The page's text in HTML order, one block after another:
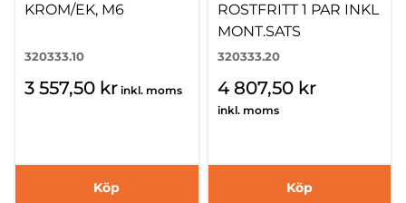
KROM/EK, M6
320333.10
3 557,50 kr inkl. moms
Köp
ROSTFRITT 1 PAR INKL
MONT.SATS
320333.20
4 807,50 kr
inkl. moms
Köp